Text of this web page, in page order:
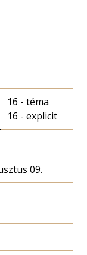
16 - téma
16 - explicit
09.